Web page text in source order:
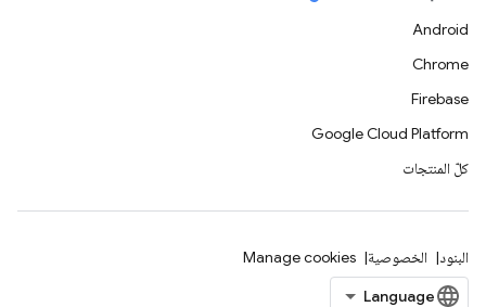
Android
Chrome
Firebase
Google Cloud Platform
كلّ المنتجات
البنود الخصوصية Manage cookies